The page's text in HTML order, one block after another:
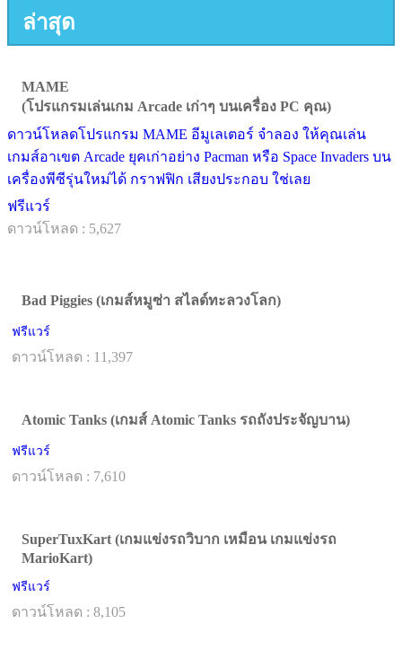
ล่าสุด
MAME
(โปรแกรมเล่นเกม Arcade เก่าๆ บนเครื่อง PC คุณ)
ดาวน์โหลดโปรแกรม MAME อีมูเลเตอร์ จำลอง ให้คุณเล่น
เกมส์อาเขต Arcade ยุคเก่าอย่าง Pacman หรือ Space Invaders บน
เครื่องพีซีรุ่นใหม่ได้ กราฟฟิก เสียงประกอบ ใช่เลย
ฟรีแวร์
ดาวน์โหลด : 5,627
Bad Piggies (เกมส์หมูซ่า สไลด์ทะลวงโลก)
ฟรีแวร์
ดาวน์โหลด : 11,397
Atomic Tanks (เกมส์ Atomic Tanks รถถังประจัญบาน)
ฟรีแวร์
ดาวน์โหลด : 7,610
SuperTuxKart (เกมแข่งรถวิบาก เหมือน เกมแข่งรถ
MarioKart)
ฟรีแวร์
ดาวน์โหลด : 8,105